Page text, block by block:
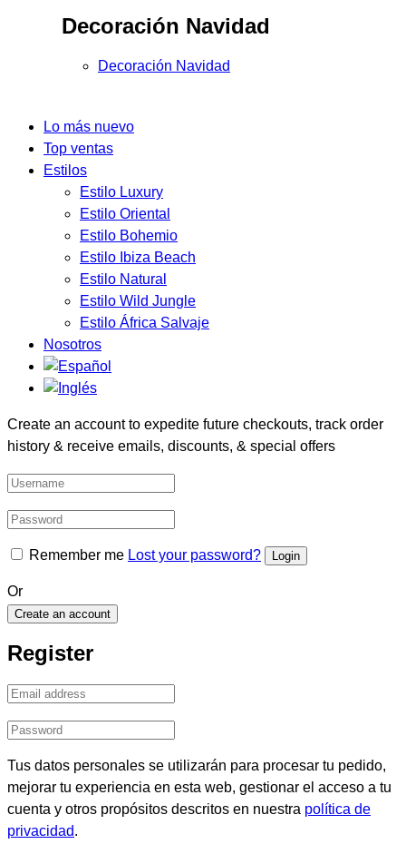
Decoración Navidad
Decoración Navidad
Lo más nuevo
Top ventas
Estilos
Estilo Luxury
Estilo Oriental
Estilo Bohemio
Estilo Ibiza Beach
Estilo Natural
Estilo Wild Jungle
Estilo África Salvaje
Nosotros
Create an account to expedite future checkouts, track order
history & receive emails, discounts, & special offers
Remember me Lost your password?
Or
Create an account
Register
Tus datos personales se utilizarán para procesar tu pedido,
mejorar tu experiencia en esta web, gestionar el acceso a tu
cuenta y otros propósitos descritos en nuestra política de
privacidad.